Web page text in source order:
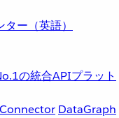
ー（英語）
の統合APIプラット
Connector DataGraph